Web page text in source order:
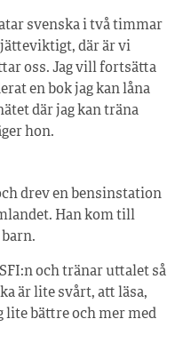
svenska i två timmar
där är vi
oss. Jag vill fortsätta
en bok jag kan låna
där jag kan träna
hon.
drev en bensinstation
Han kom till
och tränar uttalet så
är lite svårt, att läsa,
lite bättre och mer med